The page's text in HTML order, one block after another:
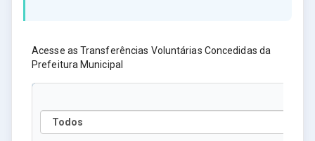
Acesse as Transferências Voluntárias Concedidas da
Prefeitura Municipal